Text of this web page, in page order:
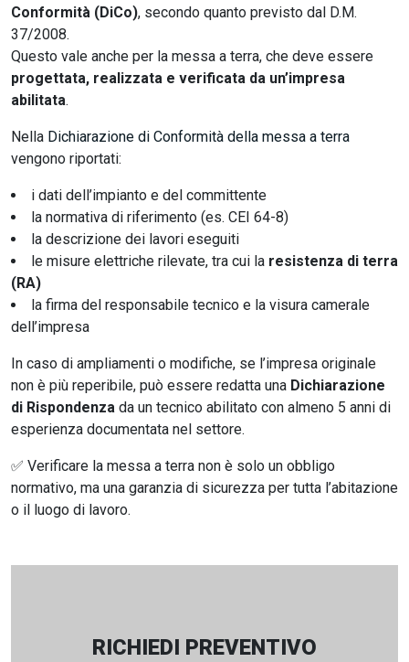
Conformità (DiCo), secondo quanto previsto dal D.M.
37/2008.
Questo vale anche per la messa a terra, che deve essere
progettata, realizzata e verificata da un’impresa
abilitata.
Nella Dichiarazione di Conformità della messa a terra
vengono riportati:
i dati dell’impianto e del committente
la normativa di riferimento (es. CEI 64-8)
la descrizione dei lavori eseguiti
le misure elettriche rilevate, tra cui la resistenza di terra
(RA)
la firma del responsabile tecnico e la visura camerale
dell’impresa
In caso di ampliamenti o modifiche, se l’impresa originale
non è più reperibile, può essere redatta una Dichiarazione
di Rispondenza da un tecnico abilitato con almeno 5 anni di
esperienza documentata nel settore.
✅ Verificare la messa a terra non è solo un obbligo
normativo, ma una garanzia di sicurezza per tutta l’abitazione
o il luogo di lavoro.
RICHIEDI PREVENTIVO